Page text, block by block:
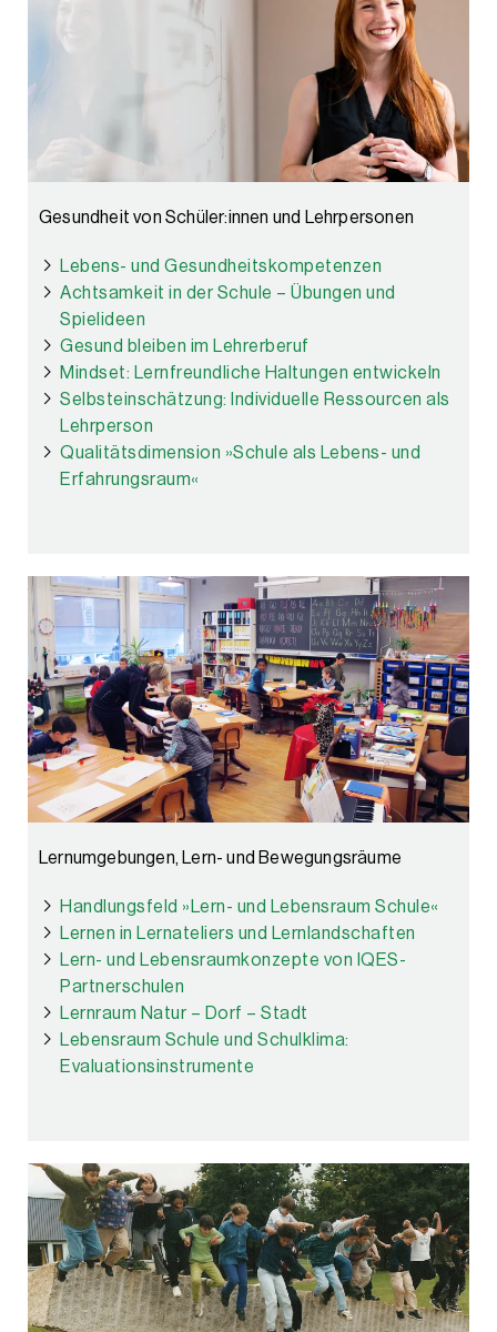
Gesundheit von Schüler:innen und Lehrpersonen
Lebens- und Gesundheitskompetenzen
Achtsamkeit in der Schule – Übungen und
Spielideen
Gesund bleiben im Lehrerberuf
Mindset: Lernfreundliche Haltungen entwickeln
Selbsteinschätzung: Individuelle Ressourcen als
Lehrperson
Qualitätsdimension »Schule als Lebens- und
Erfahrungsraum«
Lernumgebungen, Lern- und Bewegungsräume
Handlungsfeld »Lern- und Lebensraum Schule«
Lernen in Lernateliers und Lernlandschaften
Lern- und Lebensraumkonzepte von IQES-
Partnerschulen
Lernraum Natur – Dorf – Stadt
Lebensraum Schule und Schulklima:
Evaluationsinstrumente